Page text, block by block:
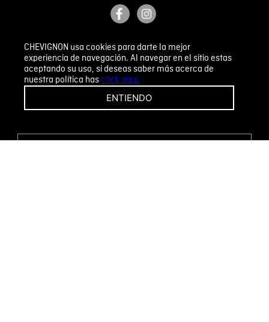
CHEVIGNON usa cookies para darte la mejor
experiencia de navegación. Al navegar en el sitio estas
aceptando su uso, si deseas saber más acerca de
nuestra política hasclick aquí.
ENTIENDO
PETICIONES, QUEJAS Y RECLAMOS
¡CAMBIOS Y DEVOLUCIONES FÁCILES!